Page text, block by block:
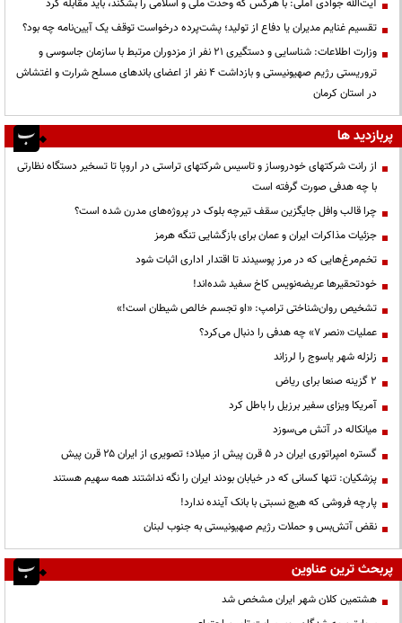
آیت‌الله جوادی آملی: با هرکس که وحدت ملی و اسلامی را بشکند، باید مقابله کرد
تقسیم غنایم مدیران یا دفاع از تولید؛ پشت‌پرده درخواست توقف یک آیین‌نامه چه بود؟
وزارت اطلاعات: شناسایی و دستگیری ۲۱ نفر از مزدوران مرتبط با سازمان جاسوسی و
تروریستی رژیم صهیونیستی و بازداشت ۴ نفر از اعضای باندهای مسلح شرارت و اغتشاش
در استان کرمان
پربازدید ها
از رانت‌ شرکتهای خودروساز و تاسیس شرکتهای تراستی در اروپا تا تسخیر دستگاه نظارتی
با چه هدفی صورت گرفته است
چرا قالب وافل جایگزین سقف تیرچه بلوک در پروژه‌های مدرن شده است؟
جزئیات مذاکرات ایران و عمان برای بازگشایی تنگه هرمز
تخم‌مرغ‌هایی که در مرز پوسیدند تا اقتدار اداری اثبات شود
خودتحقیرها عریضه‌نویس کاخ سفید شده‌اند!
تشخیص روان‌شناختی ترامپ: «او تجسم خالص شیطان است!»
عملیات «نصر ۷» چه هدفی را دنبال می‌کرد؟
زلزله شهر یاسوج را لرزاند
۲ گزینه صنعا برای ریاض
آمریکا ویزای سفیر برزیل را باطل کرد
میانکاله در آتش می‌سوزد
گستره امپراتوری ایران در ۵ قرن پیش از میلاد؛ تصویری از ایران ۲۵ قرن پیش
پزشکیان: تنها کسانی که در خیابان بودند ایران را نگه نداشتند همه سهیم هستند
پارچه فروشی که هیچ نسبتی با بانک آینده ندارد!
نقض آتش‌بس و حملات رژیم صهیونیستی به جنوب لبنان
پربحث ترین عناوین
هشتمین کلان شهر ایران مشخص شد